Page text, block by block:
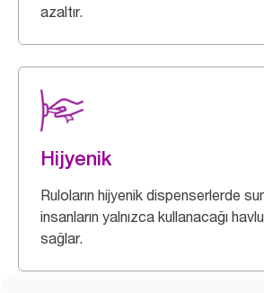
azaltır.
Hijyenik
Ruloların hijyenik dispenserlerde
insanların yalnızca kullanacağı
sağlar.